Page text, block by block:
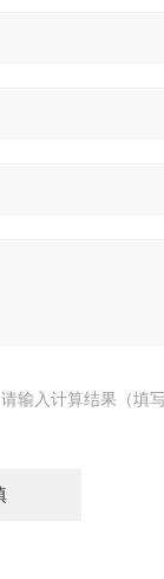
请输入计算结果（填